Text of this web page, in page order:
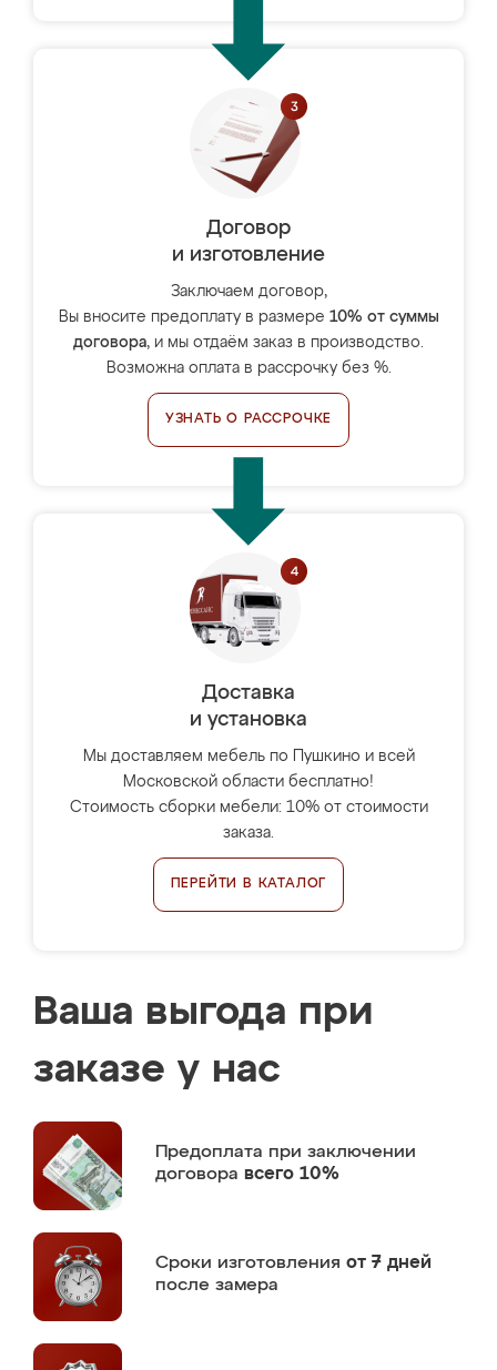
Договор
и изготовление
Заключаем договор,
Вы вносите предоплату в размере 10% от суммы
договора, и мы отдаём заказ в производство.
Возможна оплата в рассрочку без %.
УЗНАТЬ О РАССРОЧКЕ
Доставка
и установка
Мы доставляем мебель по Пушкино и всей
Московской области бесплатно!
Стоимость сборки мебели: 10% от стоимости
заказа.
ПЕРЕЙТИ В КАТАЛОГ
Ваша выгода при
заказе у нас
Предоплата при заключении
договора всего 10%
Сроки изготовления от 7 дней
после замера